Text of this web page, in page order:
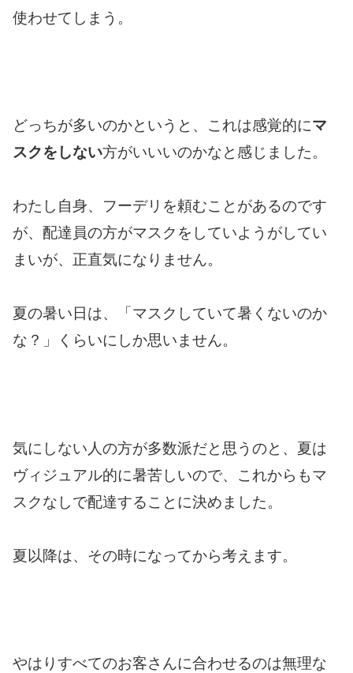
使わせてしまう。
どっちが多いのかというと、これは感覚的にマ
スクをしない方がいいいのかなと感じました。
わたし自身、フーデリを頼むことがあるのです
が、配達員の方がマスクをしていようがしてい
まいが、正直気になりません。
夏の暑い日は、「マスクしていて暑くないのか
な？」くらいにしか思いません。
気にしない人の方が多数派だと思うのと、夏は
ヴィジュアル的に暑苦しいので、これからもマ
スクなしで配達することに決めました。
夏以降は、その時になってから考えます。
やはりすべてのお客さんに合わせるのは無理な